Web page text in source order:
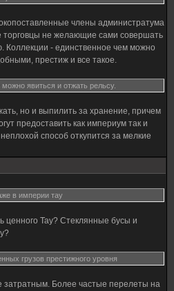
члены администратума
не желающие сами совершать
Коллекции - единственное чем можно
престиж и все такое.
явиться и отжать рельсу.
но и выпилить за хранение, причем
предоставить как империум так и
способ откупится за мелкие
в империи тау
ценного Тау? Стеклянные бусы и
грузов престижного уровня
затратным. Более частые перелеты на